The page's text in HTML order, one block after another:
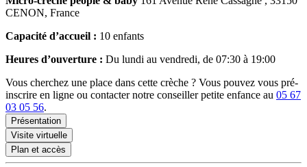
CENON, France
Capacité d’accueil : 10 enfants
Heures d’ouverture : Du lundi au vendredi, de 07:30 à 19:00
Vous cherchez une place dans cette crèche ? Vous pouvez vous pré-
inscrire en ligne ou contacter notre conseiller petite enfance au 05 67
03 05 56.
Présentation
Visite virtuelle
Plan et accès